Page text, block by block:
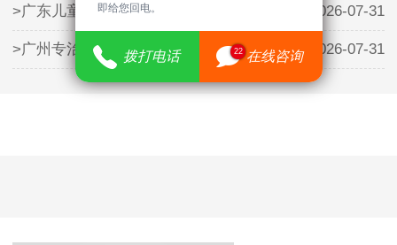
>广东儿童矮小哪家医院好——利用暑 2026-07-31
>广州专治儿童矮小医院哪里有——暑 2026-07-31
即给您回电。
拨打电话 22 在线咨询